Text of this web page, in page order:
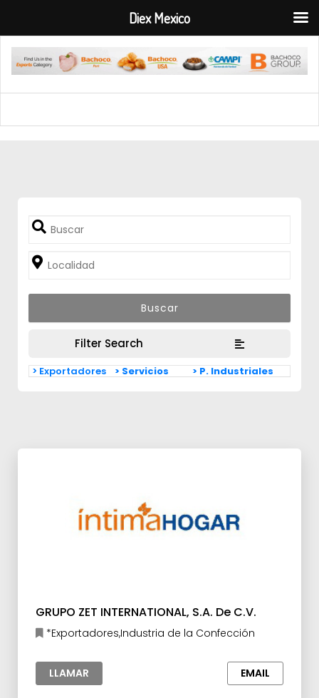
Filter Search
> Exportadores > Servicios > P. Industriales
GRUPO ZET INTERNATIONAL, S.A. De C.V.
*Exportadores,Industria de la Confección
LLAMAR EMAIL
Diex Mexico